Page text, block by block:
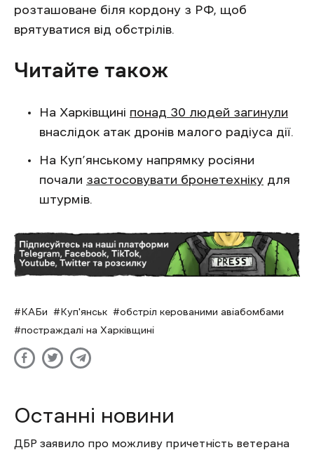
розташоване біля кордону з РФ, щоб
врятуватися від обстрілів.
Читайте також
На Харківщині понад 30 людей загинули
внаслідок атак дронів малого радіуса дії.
На Куп’янському напрямку росіяни
почали застосовувати бронетехніку для
штурмів.
КАБи Куп'янськ
обстріл керованими авіабомбами
постраждалі на Харківщині
Останні новини
ДБР заявило про можливу причетність ветерана